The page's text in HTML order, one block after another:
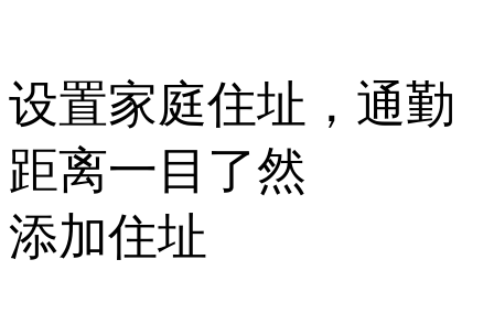
设置家庭住址，通勤
距离一目了然
添加住址